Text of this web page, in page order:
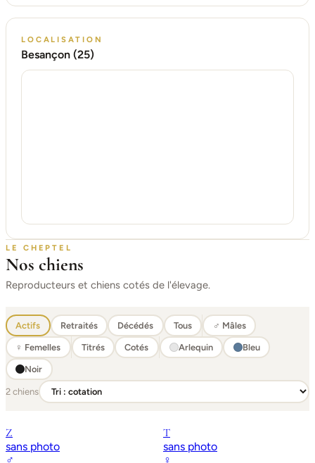
LOCALISATION
Besançon (25)
LE CHEPTEL
Nos chiens
Reproducteurs et chiens cotés de l'élevage.
Actifs Retraités Décédés Tous ♂ Mâles
♀ Femelles Titrés Cotés Arlequin Bleu
Noir
2 chiens
Z
sans photo
♂
T
sans photo
♀